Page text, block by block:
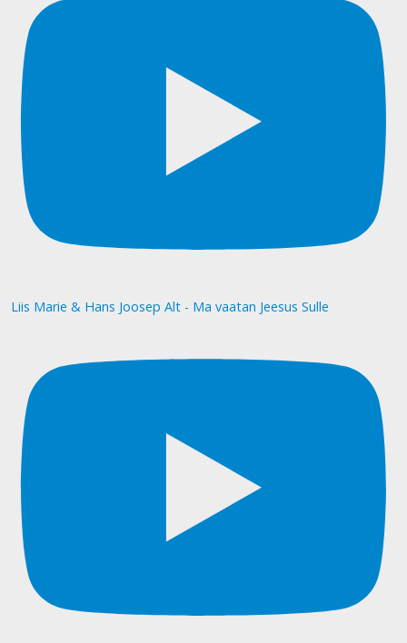
Liis Marie & Hans Joosep Alt - Ma vaatan Jeesus Sulle